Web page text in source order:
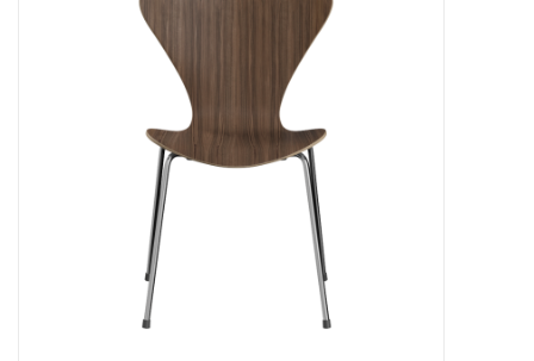
GIFTS & DECORATIVE 禮品
HEALTHY LIVING 健康家居
LATEST ARRIVALS 最新扺港
FREDERICIA 系列